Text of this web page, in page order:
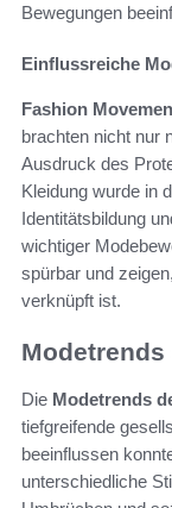
Bewegungen
Einflussreiche
Fashion
brachten nicht nur
Ausdruck des
Kleidung wurde in
Identitätsbildung
wichtiger
spürbar und
verknüpft ist.
Die Modetrends
tiefgreifende
beeinflussen
unterschiedliche